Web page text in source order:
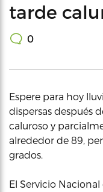
tarde
0
Espere para hoy
dispersas después
caluroso y
alrededor de 89,
grados.
El Servicio